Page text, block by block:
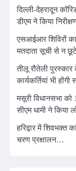
दिल्ली-देहरादून
डीएम ने किया
एसआईआर शिविरों
मतदाता सूची से न
तीलू रौतेली
कार्यकर्तियां भी
मसूरी विधानसभा
सीएम धामी ने किया
हरिद्वार में शिवभक्त
चरण प्रक्षालन…